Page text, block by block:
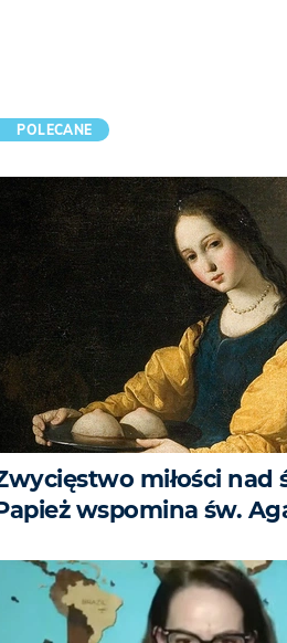
POLECANE
miłości nad
wspomina św.